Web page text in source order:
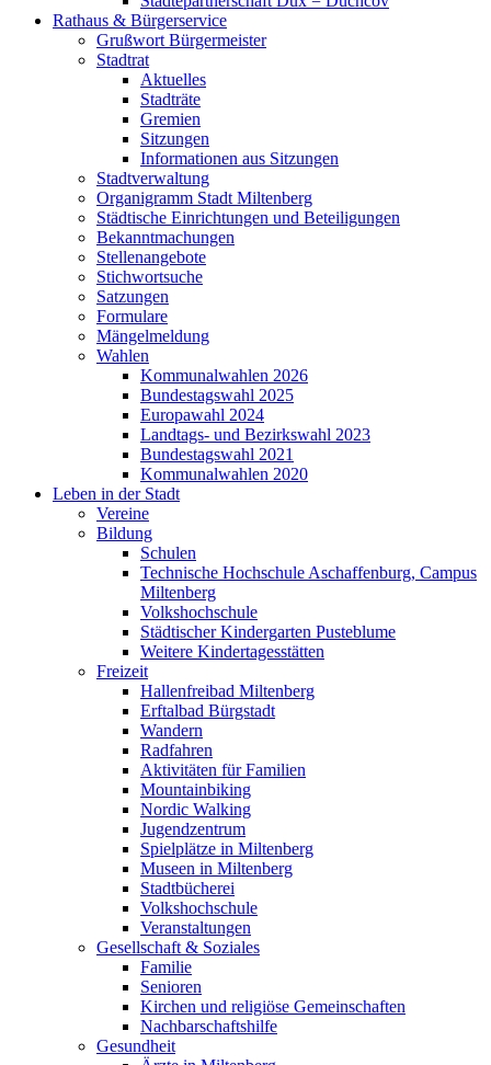
Rathaus & Bürgerservice
Grußwort Bürgermeister
Stadtrat
Aktuelles
Stadträte
Gremien
Sitzungen
Informationen aus Sitzungen
Stadtverwaltung
Organigramm Stadt Miltenberg
Städtische Einrichtungen und Beteiligungen
Bekanntmachungen
Stellenangebote
Stichwortsuche
Satzungen
Formulare
Mängelmeldung
Wahlen
Kommunalwahlen 2026
Bundestagswahl 2025
Europawahl 2024
Landtags- und Bezirkswahl 2023
Bundestagswahl 2021
Kommunalwahlen 2020
Leben in der Stadt
Vereine
Bildung
Schulen
Technische Hochschule Aschaffenburg, Campus
Miltenberg
Volkshochschule
Städtischer Kindergarten Pusteblume
Weitere Kindertagesstätten
Freizeit
Hallenfreibad Miltenberg
Erftalbad Bürgstadt
Wandern
Radfahren
Aktivitäten für Familien
Mountainbiking
Nordic Walking
Jugendzentrum
Spielplätze in Miltenberg
Museen in Miltenberg
Stadtbücherei
Volkshochschule
Veranstaltungen
Gesellschaft & Soziales
Familie
Senioren
Kirchen und religiöse Gemeinschaften
Nachbarschaftshilfe
Gesundheit